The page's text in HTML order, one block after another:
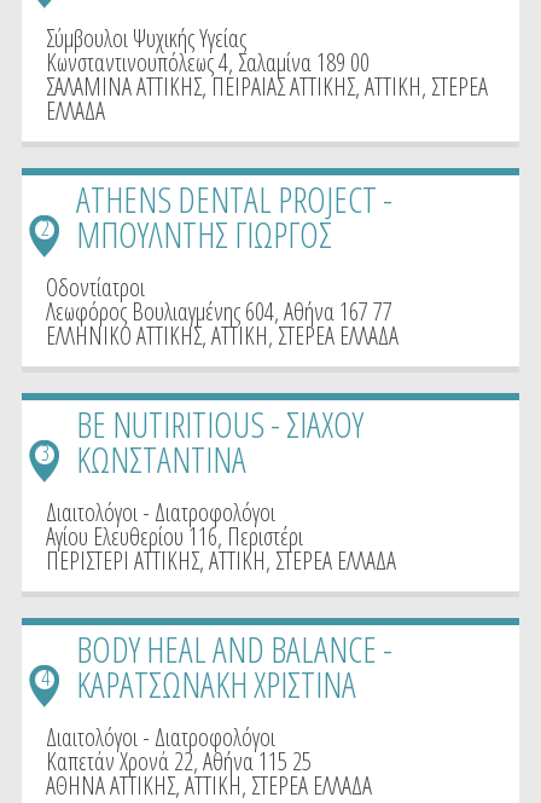
Σύμβουλοι Ψυχικής Υγείας
Κωνσταντινουπόλεως 4, Σαλαμίνα 189 00
ΣΑΛΑΜΙΝΑ ΑΤΤΙΚΗΣ,ΠΕΙΡΑΙΑΣ ΑΤΤΙΚΗΣ,ΑΤΤΙΚΗ, ΣΤΕΡΕΑ
ΕΛΛΑΔΑ
ATHENS DENTAL PROJECT -
ΜΠΟΥΛΝΤΗΣ ΓΙΩΡΓΟΣ
2
Οδοντίατροι
Λεωφόρος Βουλιαγμένης 604, Αθήνα 167 77
ΕΛΛΗΝΙΚΟ ΑΤΤΙΚΗΣ,ΑΤΤΙΚΗ,ΣΤΕΡΕΑ ΕΛΛΑΔΑ
BE NUTIRITIOUS - ΣΙΑΧΟΥ
ΚΩΝΣΤΑΝΤΙΝΑ
3
Διαιτολόγοι - Διατροφολόγοι
Αγίου Ελευθερίου 116, Περιστέρι
ΠΕΡΙΣΤΕΡΙ ΑΤΤΙΚΗΣ,ΑΤΤΙΚΗ, ΣΤΕΡΕΑ ΕΛΛΑΔΑ
BODY HEAL AND BALANCE -
ΚΑΡΑΤΣΩΝΑΚΗ ΧΡΙΣΤΙΝΑ
4
Διαιτολόγοι - Διατροφολόγοι
Καπετάν Χρονά 22, Αθήνα 115 25
ΑΘΗΝΑ ΑΤΤΙΚΗΣ,ΑΤΤΙΚΗ, ΣΤΕΡΕΑ ΕΛΛΑΔΑ